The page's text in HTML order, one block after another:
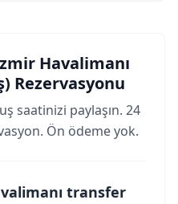
Havalimanı
Rezervasyonu
saatinizi paylaşın. 24
Ön ödeme yok.
transfer